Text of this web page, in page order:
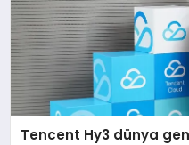
Tencent Hy3 dünya